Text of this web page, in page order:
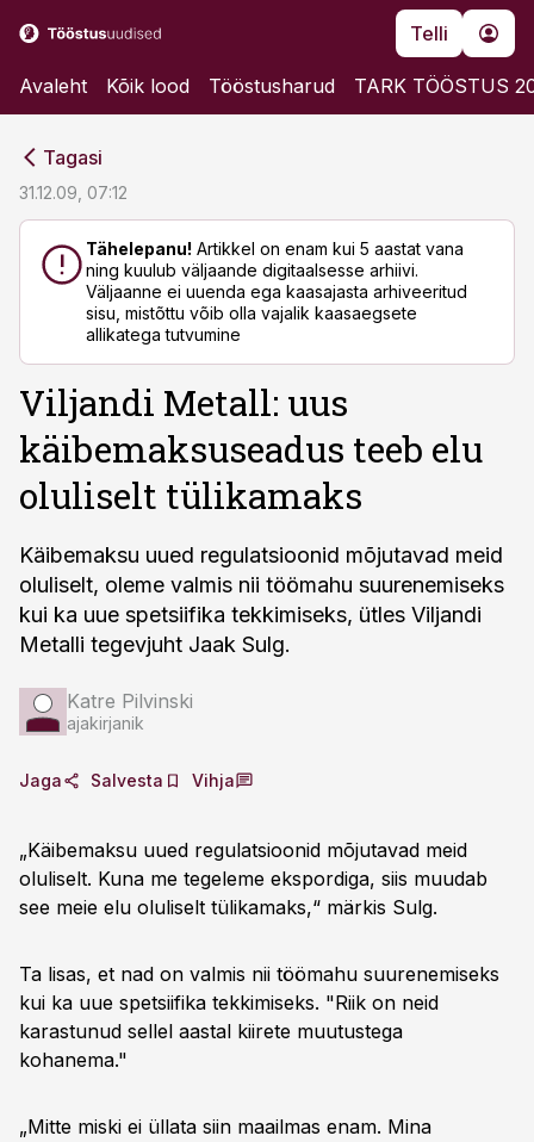
Telli
Avaleht Kõik lood Tööstusharud TARK TÖÖSTUS
Tagasi
31.12.09, 07:12
Tähelepanu! Artikkel on enam kui 5 aastat vana
ning kuulub väljaande digitaalsesse arhiivi.
Väljaanne ei uuenda ega kaasajasta arhiveeritud
sisu, mistõttu võib olla vajalik kaasaegsete
allikatega tutvumine
Viljandi Metall: uus
käibemaksuseadus teeb elu
oluliselt tülikamaks
Käibemaksu uued regulatsioonid mõjutavad meid
oluliselt, oleme valmis nii töömahu suurenemiseks
kui ka uue spetsiifika tekkimiseks, ütles Viljandi
Metalli tegevjuht Jaak Sulg.
Katre Pilvinski
ajakirjanik
Jaga Salvesta Vihja
„Käibemaksu uued regulatsioonid mõjutavad meid
oluliselt. Kuna me tegeleme ekspordiga, siis muudab
see meie elu oluliselt tülikamaks,“ märkis Sulg.
Ta lisas, et nad on valmis nii töömahu suurenemiseks
kui ka uue spetsiifika tekkimiseks. "Riik on neid
karastunud sellel aastal kiirete muutustega
kohanema."
„Mitte miski ei üllata siin maailmas enam. Mina